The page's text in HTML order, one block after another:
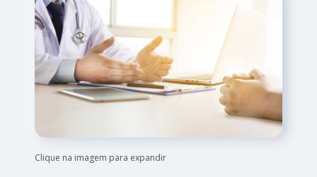
Clique na imagem para expandir